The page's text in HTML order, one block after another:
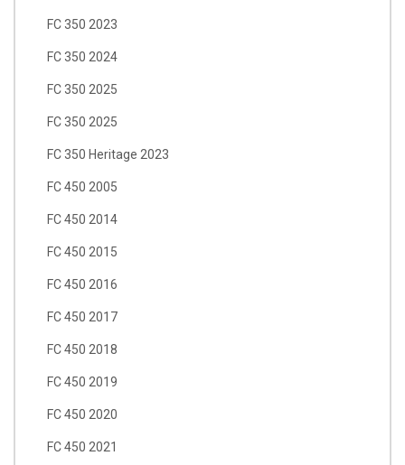
FC 350 2023
FC 350 2024
FC 350 2025
FC 350 2025
FC 350 Heritage 2023
FC 450 2005
FC 450 2014
FC 450 2015
FC 450 2016
FC 450 2017
FC 450 2018
FC 450 2019
FC 450 2020
FC 450 2021